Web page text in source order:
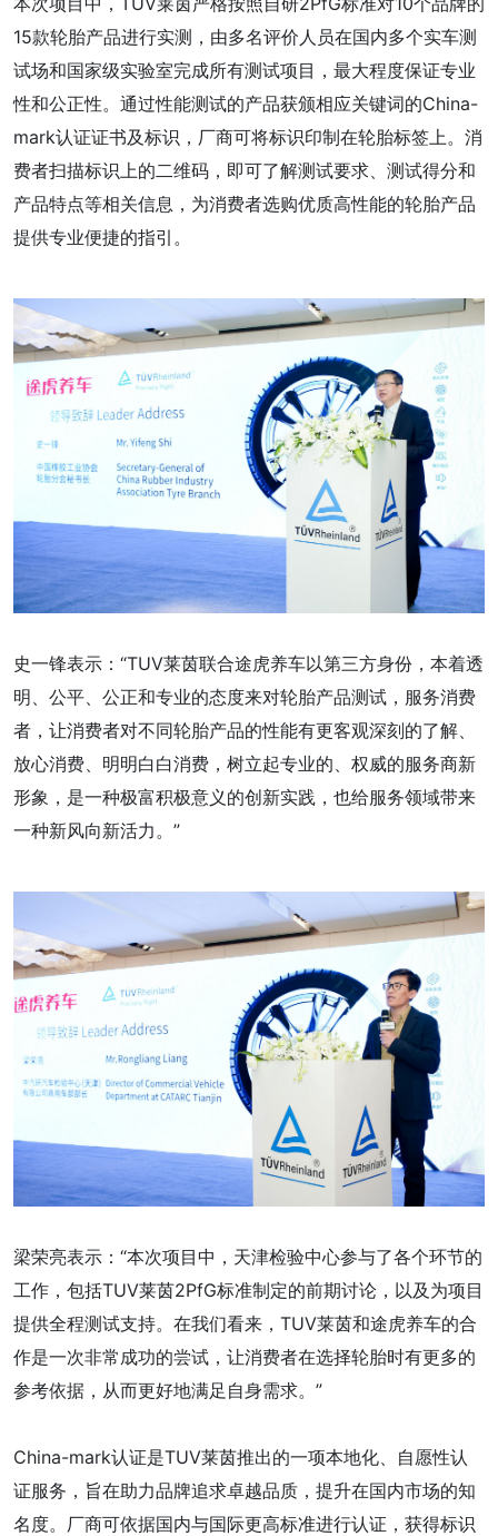
15款轮胎产品进行实测，由多名评价人员在国内多个实车测
试场和国家级实验室完成所有测试项目，最大程度保证专业
性和公正性。通过性能测试的产品获颁相应关键词的China-
mark认证证书及标识，厂商可将标识印制在轮胎标签上。消
费者扫描标识上的二维码，即可了解测试要求、测试得分和
产品特点等相关信息，为消费者选购优质高性能的轮胎产品
提供专业便捷的指引。
史一锋表示：“TUV莱茵联合途虎养车以第三方身份，本着透
明、公平、公正和专业的态度来对轮胎产品测试，服务消费
者，让消费者对不同轮胎产品的性能有更客观深刻的了解、
放心消费、明明白白消费，树立起专业的、权威的服务商新
形象，是一种极富积极意义的创新实践，也给服务领域带来
一种新风向新活力。”
梁荣亮表示：“本次项目中，天津检验中心参与了各个环节的
工作，包括TUV莱茵2PfG标准制定的前期讨论，以及为项目
提供全程测试支持。在我们看来，TUV莱茵和途虎养车的合
作是一次非常成功的尝试，让消费者在选择轮胎时有更多的
参考依据，从而更好地满足自身需求。”
China-mark认证是TUV莱茵推出的一项本地化、自愿性认
证服务，旨在助力品牌追求卓越品质，提升在国内市场的知
名度。厂商可依据国内与国际更高标准进行认证，获得标识